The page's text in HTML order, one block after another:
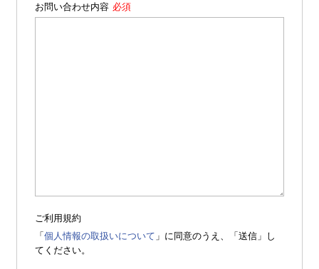
お問い合わせ内容
ご利用規約
「個人情報の取扱いについて 」に同意のうえ、「送信」し
てください。